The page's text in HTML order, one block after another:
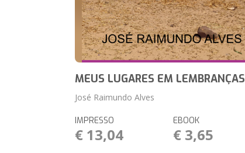
MEUS LUGARES EM LEMBRANÇAS
José Raimundo Alves
IMPRESSO
€ 13,04
EBOOK
€ 3,65